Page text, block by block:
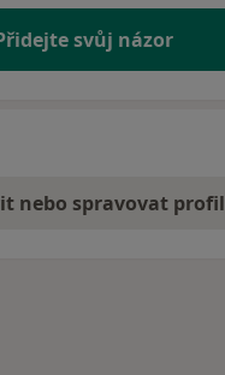
svůj názor
nebo spravovat profil